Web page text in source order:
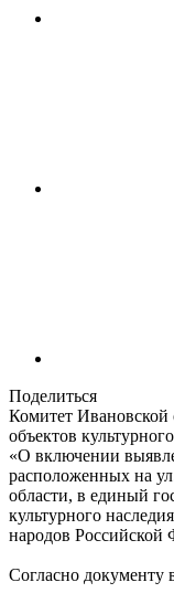
Поделиться
Комитет Ивановской
объектов
«О включении
расположенных на
области, в единый
культурного
народов Российской
Согласно